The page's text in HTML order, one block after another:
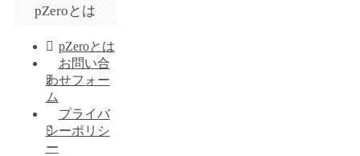
pZeroとは
pZeroとは
お問い合
わせフォー
ム
プライバ
シーポリシ
ー